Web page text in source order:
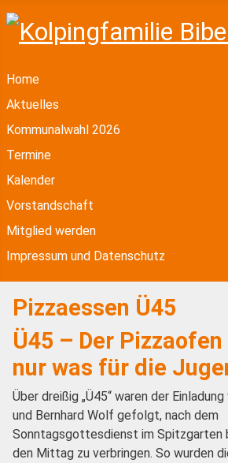
Home
Aktuelles
Kommunalwahl 2026
Termine
Kalender
Vorstandschaft
Mitglied werden
Impressum und Datenschutz
Pizzaessen Ü45
Ü45 – Der
nur was für die
Über dreißig „Ü45“ waren der
und Bernhard Wolf gefolgt, nach dem
Sonntagsgottesdienst im Spitzgarten
den Mittag zu verbringen. So wurden